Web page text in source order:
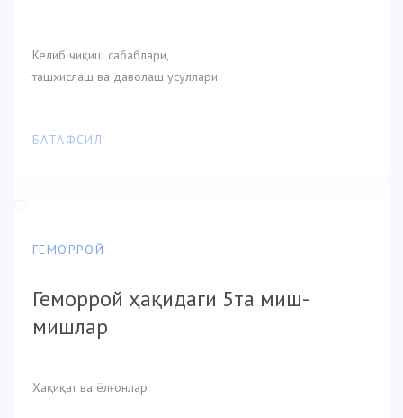
Келиб чиқиш сабаблари,
ташхислаш ва даволаш усуллари
БАТАФСИЛ
ГЕМОРРОЙ
Геморрой ҳақидаги 5та миш-
мишлар
Ҳақиқат ва ёлғонлар